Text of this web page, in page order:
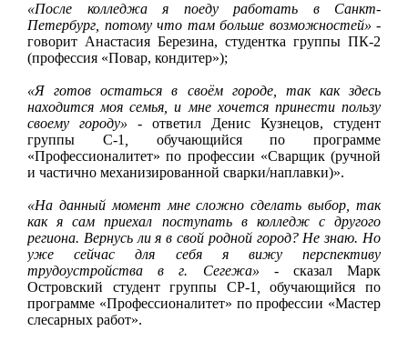
«После колледжа я поеду работать в Санкт-
Петербург, потому что там больше возможностей» -
говорит Анастасия Березина, студентка группы ПК-2
(профессия «Повар, кондитер»);
«Я готов остаться в своём городе, так как здесь
находится моя семья, и мне хочется принести пользу
своему городу» - ответил Денис Кузнецов, студент
группы С-1, обучающийся по программе
«Профессионалитет» по профессии «Сварщик (ручной
и частично механизированной сварки/наплавки)».
«На данный момент мне сложно сделать выбор, так
как я сам приехал поступать в колледж с другого
региона. Вернусь ли я в свой родной город? Не знаю. Но
уже сейчас для себя я вижу перспективу
трудоустройства в г. Сегежа» - сказал Марк
Островский студент группы СР-1, обучающийся по
программе «Профессионалитет» по профессии «Мастер
слесарных работ».